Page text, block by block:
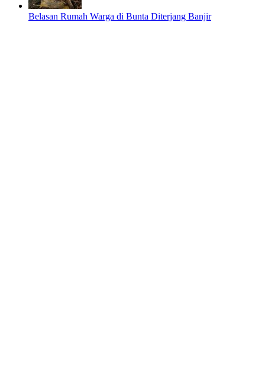
Belasan Rumah Warga di Bunta Diterjang Banjir